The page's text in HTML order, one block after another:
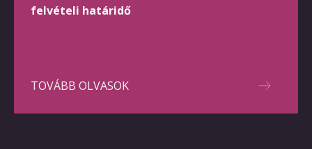
felvételi határidő
TOVÁBB OLVASOK